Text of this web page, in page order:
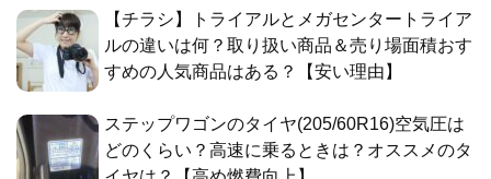
【チラシ】トライアルとメガセンタートライア
ルの違いは何？取り扱い商品＆売り場面積おす
すめの人気商品はある？【安い理由】
ステップワゴンのタイヤ(205/60R16)空気圧は
どのくらい？高速に乗るときは？オススメのタ